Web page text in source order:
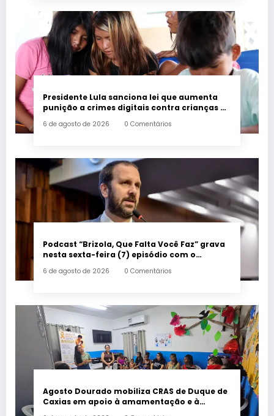
Presidente Lula sanciona lei que aumenta
punição a crimes digitais contra crianças é
6 de agosto de 2026 0 Comentários
Podcast “Brizola, Que Falta Você Faz” grava
nesta sexta-feira (7) episódio com o
6 de agosto de 2026 0 Comentários
Agosto Dourado mobiliza CRAS de Duque de
Caxias em apoio à amamentação e à